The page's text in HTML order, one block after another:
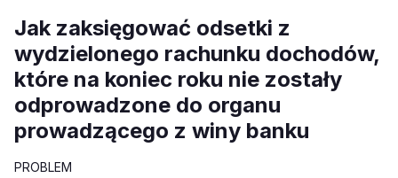
Jak zaksięgować odsetki z
wydzielonego rachunku dochodów,
które na koniec roku nie zostały
odprowadzone do organu
prowadzącego z winy banku
PROBLEM